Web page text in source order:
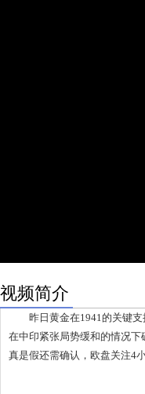
视频简介
昨日黄金在1941的关键支
在中印紧张局势缓和的情况
真是假还需确认，欧盘关注4